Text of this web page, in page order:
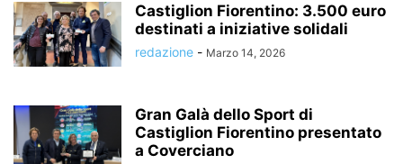
Castiglion Fiorentino: 3.500 euro
destinati a iniziative solidali
redazione - Marzo 14, 2026
Gran Galà dello Sport di
Castiglion Fiorentino presentato
a Coverciano